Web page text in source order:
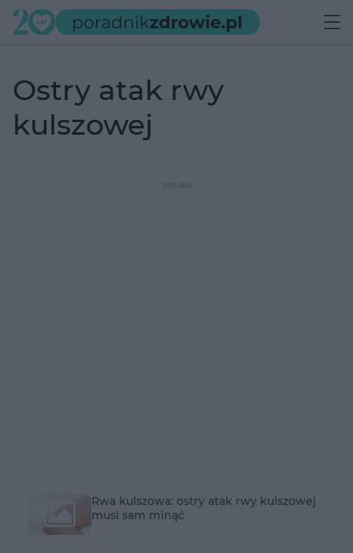
ostry atak rwy
kulszowej
Rwa kulszowa: ostry atak rwy kulszowej
musi sam minąć